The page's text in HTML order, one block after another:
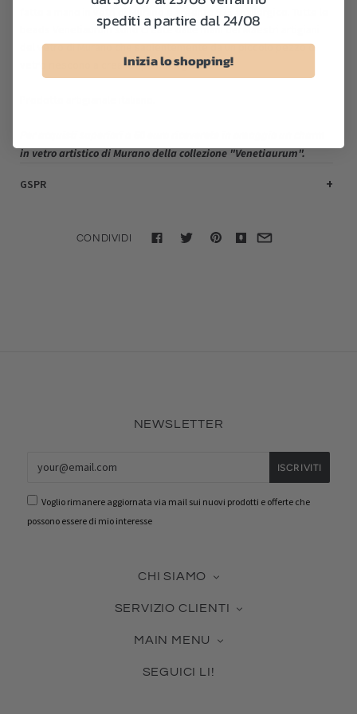
fatto a mano in vetri di Murano e argento 925 anallergico. Tutte le
beads Venetiaurum sono create dalle mani dei Maestri artigiani
del vetro di Murano che sapientemente da un piccolo pezzo di
vetro riescono a creare splendidi gioielli.
in vetro artistico di Murano della collezione "Venetiaurum".
GSPR
CONDIVIDI
NEWSLETTER
Voglio rimanere aggiornata via mail sui nuovi prodotti e offerte che
possono essere di mio interesse
CHI SIAMO
La nostra azienda
Certificato Made in Italy
Blog
SERVIZIO CLIENTI
Guida alle Misure
Come usare la tua Gift Card
MAIN MENU
Novità & Best Seller
SEGUICI LI!
spediti a partire dal 24/08
Inizia lo shopping!